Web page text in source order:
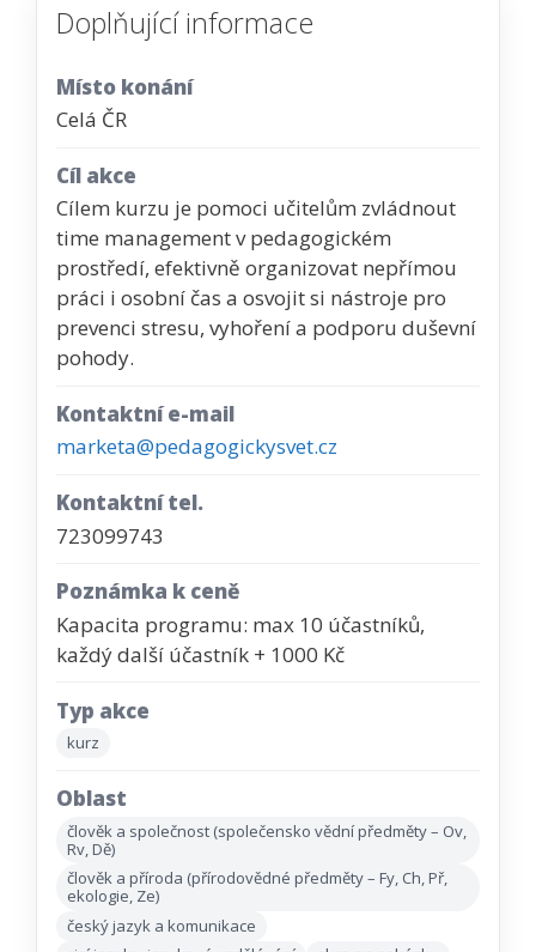
Doplňující informace
Místo konání
Celá ČR
Cíl akce
Cílem kurzu je pomoci učitelům zvládnout
time management v pedagogickém
prostředí, efektivně organizovat nepřímou
práci i osobní čas a osvojit si nástroje pro
prevenci stresu, vyhoření a podporu duševní
pohody.
Kontaktní e-mail
marketa@pedagogickysvet.cz
Kontaktní tel.
723099743
Poznámka k ceně
Kapacita programu: max 10 účastníků,
každý další účastník + 1000 Kč
Typ akce
kurz
Oblast
člověk a společnost (společensko vědní předměty – Ov,
Rv, Dě)
člověk a příroda (přírodovědné předměty – Fy, Ch, Př,
ekologie, Ze)
český jazyk a komunikace